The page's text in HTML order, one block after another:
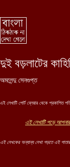
দুই বড়লাটের
এই লেখাটি পোর্ট ব্লেয়ার থেকে প্রকাশিত
এই লেখাটি পড়ে
এই লেখকের অন্যান্য লেখা পড়তে এই